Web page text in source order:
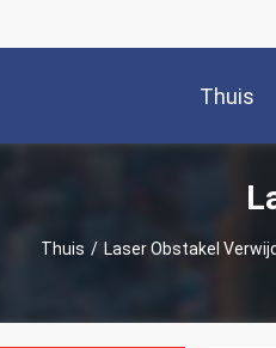
Thuis
Thuis / Laser Obstakel